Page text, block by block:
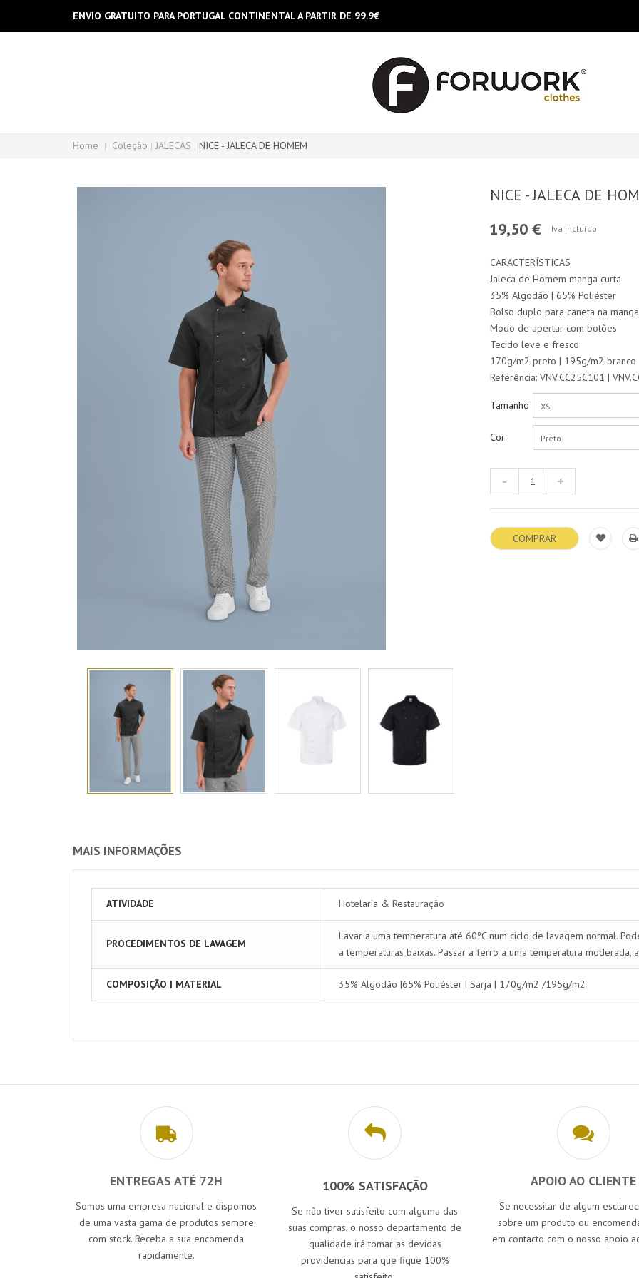
ENVIO GRATUITO PARA PORTUGAL CONTINENTAL A PARTIR DE 99.9€
Home Coleção JALECAS NICE - JALECA DE HOMEM
NICE - JALECA DE
19,50 €
Iva incluído
CARACTERÍSTICAS
Jaleca de Homem manga curta
35% Algodão | 65% Poliéster
Bolso duplo para caneta na manga
Modo de apertar com botões
Tecido leve e fresco
170g/m2 preto | 195g/m2 branco
Referência: VNV.CC25C101 |
Tamanho XS
Cor Preto
COMPRAR
MAIS INFORMAÇÕES
ATIVIDADE Hotelaria & Restauração
PROCEDIMENTOS DE LAVAGEM
Lavar a uma temperatura até 60ºC num ciclo de lavagem normal.
a temperaturas baixas. Passar a ferro a uma temperatura moderada,
COMPOSIÇÃO | MATERIAL 35% Algodão |65% Poliéster | Sarja | 170g/m2 /195g/m2
ENTREGAS ATÉ 72H
Somos uma empresa nacional e dispomos
de uma vasta gama de produtos sempre
com stock. Receba a sua encomenda
rapidamente.
100% SATISFAÇÃO
Se não tiver satisfeito com alguma das
suas compras, o nosso departamento de
qualidade irá tomar as devidas
providencias para que fique 100%
APOIO AO CLIENTE
Se necessitar de algum
sobre um produto ou
em contacto com o nosso apoio